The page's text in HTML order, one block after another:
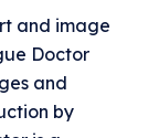
and image
Doctor
and
by